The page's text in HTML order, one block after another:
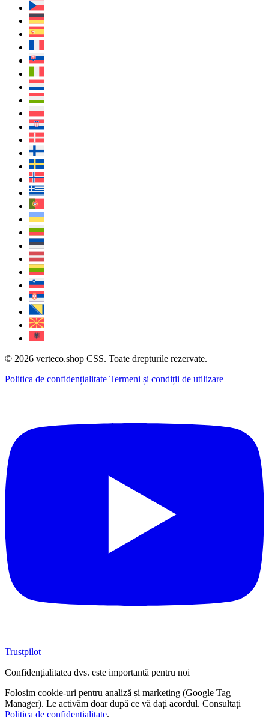
© 2026 verteco.shop CSS. Toate drepturile rezervate.
Politica de confidențialitate Termeni și condiții de utilizare
Trustpilot
Confidențialitatea dvs. este importantă pentru noi
Folosim cookie-uri pentru analiză și marketing (Google Tag
Manager). Le activăm doar după ce vă dați acordul. Consultați
Politica de confidențialitate.